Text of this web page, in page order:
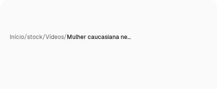
Início/stock/Vídeos/Mulher caucasiana ne…